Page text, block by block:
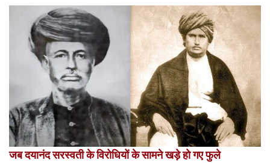
जब दयानंद सरस्वती के विरोधियों के सामने खड़े हो गए फुले